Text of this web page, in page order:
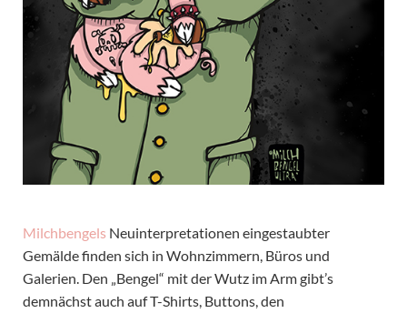
Milchbengels Neuinterpretationen eingestaubter
Gemälde finden sich in Wohnzimmern, Büros und
Galerien. Den „Bengel“ mit der Wutz im Arm gibt’s
demnächst auch auf T-Shirts, Buttons, den